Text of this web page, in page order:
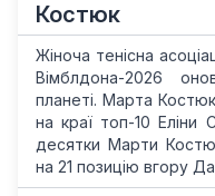
Костюк
Жіноча тенісна
Вімблдона-2026
планеті. Марта
на краї топ-10 Еліни
десятки Марти
на 21 позицію вгору